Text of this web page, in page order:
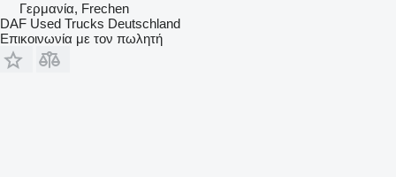
Γερμανία, Frechen
DAF Used Trucks Deutschland
Επικοινωνία με τον πωλητή